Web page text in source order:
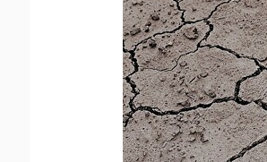
い！？“秋
肌”は